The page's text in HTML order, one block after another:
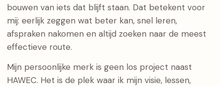
bouwen van iets dat blijft staan. Dat betekent voor
mij: eerlijk zeggen wat beter kan, snel leren,
afspraken nakomen en altijd zoeken naar de meest
effectieve route.
Mijn persoonlijke merk is geen los project naast
HAWEC. Het is de plek waar ik mijn visie, lessen,